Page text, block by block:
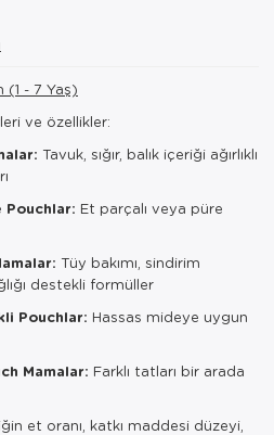
(1 - 7 Yaş)
ve özellikler:
Tavuk, sığır, balık içeriği ağırlıklı
Pouchlar: Et parçalı veya püre
Tüy bakımı, sindirim
destekli formüller
Pouchlar: Hassas mideye uygun
Mamalar: Farklı tatları bir arada
et oranı, katkı maddesi düzeyi,